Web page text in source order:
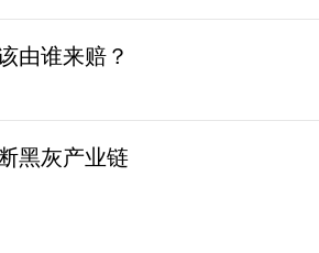
由谁来赔？
黑灰产业链